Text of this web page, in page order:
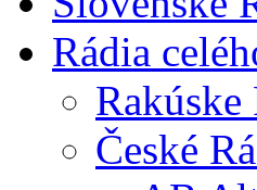
Rádia
Rakúske
České